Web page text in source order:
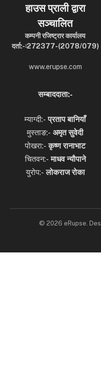
हाउस प्राली द्वारा
सञ्चालित
कम्पनी रजिष्ट्रार कार्यालय
दर्ता:-ः272377-(2078/079)
www.erupse.com
सम्बाददाता:-
म्याग्दी:-प्रताप बानियाँ
मुस्ताङ:- अमृत सुवेदी
पोखरा:-कृष्ण रानाभाट
चितवन:-माधव न्यौपाने
युरोप:-लोकराज रोका
© 2026 eRupse.